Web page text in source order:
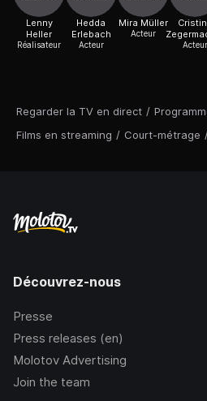
Regarder la TV en direct /
Films en streaming / Court-métrage
Lenny
Heller
Réalisateur
Hedda
Erlebach
Acteur
Mira Müller
Acteur
Acteur
Découvrez-nous
Presse
Press releases (en)
Molotov Advertising
Join the team